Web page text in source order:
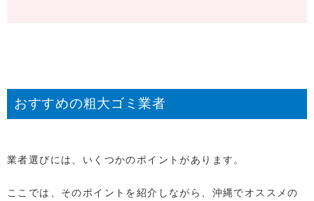
おすすめの粗大ゴミ業者
業者選びには、いくつかのポイントがあります。
ここでは、そのポイントを紹介しながら、沖縄でオススメの